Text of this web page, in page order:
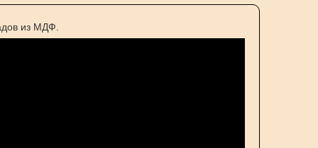
из МДФ.